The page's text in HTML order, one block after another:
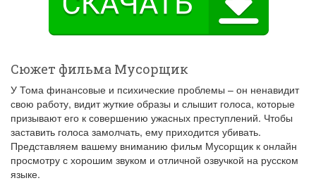
Сюжет фильма Мусорщик
У Тома финансовые и психические проблемы – он ненавидит
свою работу, видит жуткие образы и слышит голоса, которые
призывают его к совершению ужасных преступлений. Чтобы
заставить голоса замолчать, ему приходится убивать.
Представляем вашему вниманию фильм Мусорщик к онлайн
просмотру с хорошим звуком и отличной озвучкой на русском
языке.